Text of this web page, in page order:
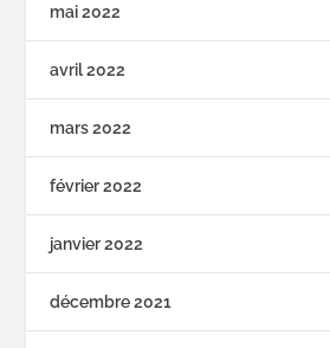
mai 2022
avril 2022
mars 2022
février 2022
janvier 2022
décembre 2021